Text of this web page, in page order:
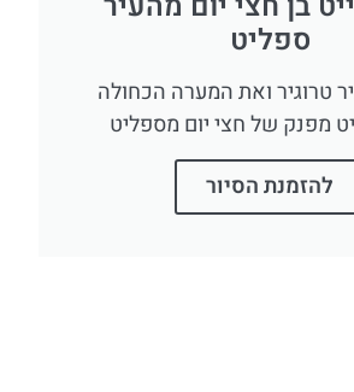
ספליט
טרוגיר ואת המערה הכחולה
מפנק של חצי יום מספליט
להזמנת הסיור